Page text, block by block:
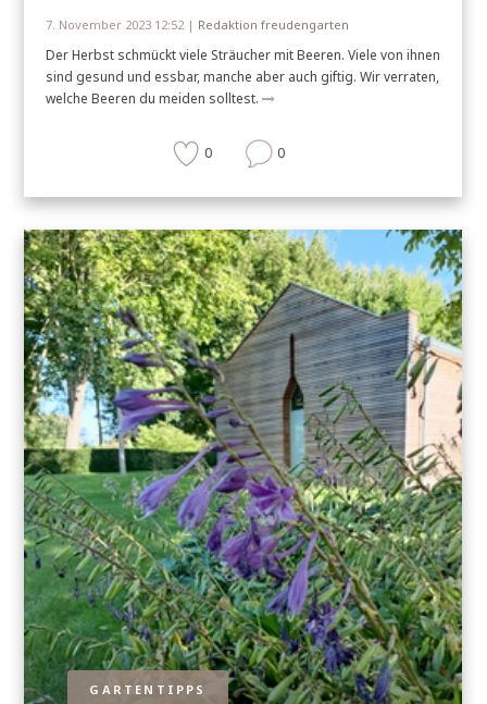
7. November 2023 12:52 | Redaktion freudengarten
Der Herbst schmückt viele Sträucher mit Beeren. Viele von ihnen
sind gesund und essbar, manche aber auch giftig. Wir verraten,
welche Beeren du meiden solltest.
0 0
GARTENTIPPS